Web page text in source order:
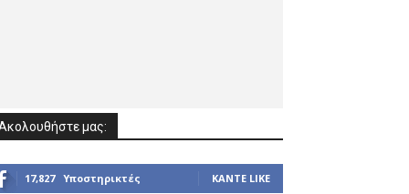
μας:
17,827 Υποστηρικτές ΚΆΝΤΕ LIKE